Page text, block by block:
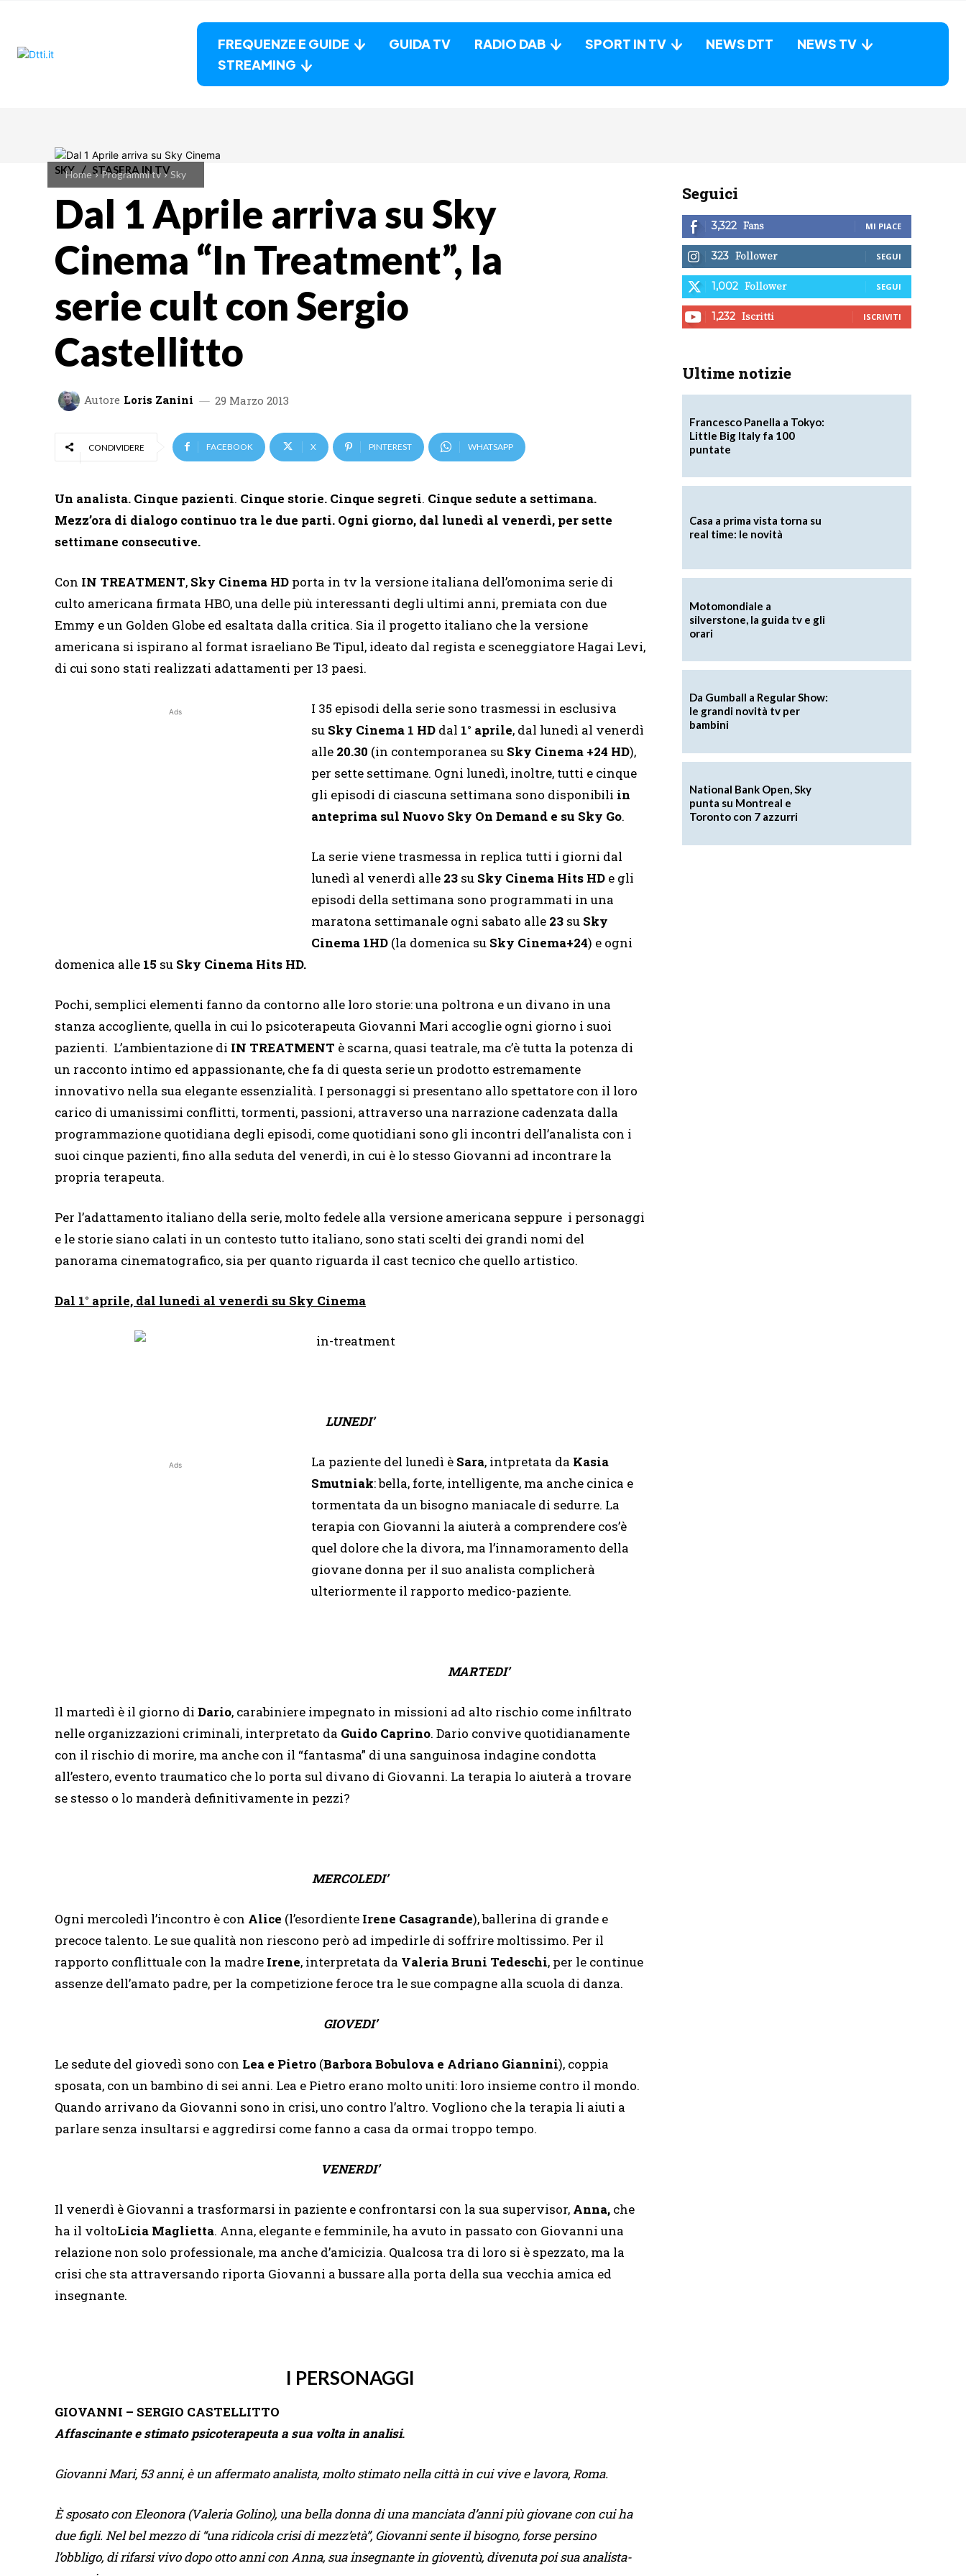
FREQUENZE E GUIDE GUIDA TV RADIO DAB SPORT IN TV NEWS DTT
NEWS TV
STREAMING
Home Programmi tv Sky
SKY STASERA IN TV
Dal 1 Aprile arriva su Sky
Cinema “In Treatment”, la
serie cult con Sergio
Castellitto
Autore Loris Zanini 29 Marzo 2013
CONDIVIDERE FACEBOOK X PINTEREST WHATSAPP
Un analista. Cinque pazienti. Cinque storie. Cinque segreti. Cinque sedute a settimana.
Mezz’ora di dialogo continuo tra le due parti. Ogni giorno, dal lunedì al venerdì, per sette
settimane consecutive.
Con IN TREATMENT, Sky Cinema HD porta in tv la versione italiana dell’omonima serie di
culto americana firmata HBO, una delle più interessanti degli ultimi anni, premiata con due
Emmy e un Golden Globe ed esaltata dalla critica. Sia il progetto italiano che la versione
americana si ispirano al format israeliano Be Tipul, ideato dal regista e sceneggiatore Hagai Levi,
di cui sono stati realizzati adattamenti per 13 paesi.
Ads
I 35 episodi della serie sono trasmessi in esclusiva
su Sky Cinema 1 HD dal 1° aprile, dal lunedì al venerdì
alle 20.30 (in contemporanea su Sky Cinema +24 HD),
per sette settimane. Ogni lunedì, inoltre, tutti e cinque
gli episodi di ciascuna settimana sono disponibili in
anteprima sul Nuovo Sky On Demand e su Sky Go.
La serie viene trasmessa in replica tutti i giorni dal
lunedì al venerdì alle 23 su Sky Cinema Hits HD e gli
episodi della settimana sono programmati in una
maratona settimanale ogni sabato alle 23 su Sky
Cinema 1HD (la domenica su Sky Cinema+24) e ogni
domenica alle 15 su Sky Cinema Hits HD.
Pochi, semplici elementi fanno da contorno alle loro storie: una poltrona e un divano in una
stanza accogliente, quella in cui lo psicoterapeuta Giovanni Mari accoglie ogni giorno i suoi
pazienti. L’ambientazione di IN TREATMENT è scarna, quasi teatrale, ma c’è tutta la potenza di
un racconto intimo ed appassionante, che fa di questa serie un prodotto estremamente
innovativo nella sua elegante essenzialità. I personaggi si presentano allo spettatore con il loro
carico di umanissimi conflitti, tormenti, passioni, attraverso una narrazione cadenzata dalla
programmazione quotidiana degli episodi, come quotidiani sono gli incontri dell’analista con i
suoi cinque pazienti, fino alla seduta del venerdì, in cui è lo stesso Giovanni ad incontrare la
propria terapeuta.
Per l’adattamento italiano della serie, molto fedele alla versione americana seppure i personaggi
e le storie siano calati in un contesto tutto italiano, sono stati scelti dei grandi nomi del
panorama cinematografico, sia per quanto riguarda il cast tecnico che quello artistico.
Dal 1° aprile, dal lunedì al venerdì su Sky Cinema
LUNEDI’
Ads La paziente del lunedì è Sara, intpretata da Kasia
Smutniak: bella, forte, intelligente, ma anche cinica e
tormentata da un bisogno maniacale di sedurre. La
terapia con Giovanni la aiuterà a comprendere cos’è
quel dolore che la divora, ma l’innamoramento della
giovane donna per il suo analista complicherà
ulteriormente il rapporto medico-paziente.
MARTEDI’
Il martedì è il giorno di Dario, carabiniere impegnato in missioni ad alto rischio come infiltrato
nelle organizzazioni criminali, interpretato da Guido Caprino. Dario convive quotidianamente
con il rischio di morire, ma anche con il “fantasma” di una sanguinosa indagine condotta
all’estero, evento traumatico che lo porta sul divano di Giovanni. La terapia lo aiuterà a trovare
se stesso o lo manderà definitivamente in pezzi?
MERCOLEDI’
Ogni mercoledì l’incontro è con Alice (l’esordiente Irene Casagrande), ballerina di grande e
precoce talento. Le sue qualità non riescono però ad impedirle di soffrire moltissimo. Per il
rapporto conflittuale con la madre Irene, interpretata da Valeria Bruni Tedeschi, per le continue
assenze dell’amato padre, per la competizione feroce tra le sue compagne alla scuola di danza.
GIOVEDI’
Le sedute del giovedì sono con Lea e Pietro (Barbora Bobulova e Adriano Giannini), coppia
sposata, con un bambino di sei anni. Lea e Pietro erano molto uniti: loro insieme contro il mondo.
Quando arrivano da Giovanni sono in crisi, uno contro l’altro. Vogliono che la terapia li aiuti a
parlare senza insultarsi e aggredirsi come fanno a casa da ormai troppo tempo.
VENERDI’
Il venerdì è Giovanni a trasformarsi in paziente e confrontarsi con la sua supervisor, Anna, che
ha il voltoLicia Maglietta. Anna, elegante e femminile, ha avuto in passato con Giovanni una
relazione non solo professionale, ma anche d’amicizia. Qualcosa tra di loro si è spezzato, ma la
crisi che sta attraversando riporta Giovanni a bussare alla porta della sua vecchia amica ed
insegnante.
I PERSONAGGI
GIOVANNI – SERGIO CASTELLITTO
Affascinante e stimato psicoterapeuta a sua volta in analisi.
Giovanni Mari, 53 anni, è un affermato analista, molto stimato nella città in cui vive e lavora, Roma.
È sposato con Eleonora (Valeria Golino), una bella donna di una manciata d’anni più giovane con cui ha
due figli. Nel bel mezzo di “una ridicola crisi di mezz’età”, Giovanni sente il bisogno, forse persino
l’obbligo, di rifarsi vivo dopo otto anni con Anna, sua insegnante in gioventù, divenuta poi sua analista-
Seguici
3,322 Fans MI PIACE
323 Follower SEGUI
1,002 Follower SEGUI
1,232 Iscritti ISCRIVITI
Ultime notizie
Francesco Panella a Tokyo:
Little Big Italy fa 100
puntate
Casa a prima vista torna su
real time: le novità
Motomondiale a
silverstone, la guida tv e gli
orari
Da Gumball a Regular Show:
le grandi novità tv per
bambini
National Bank Open, Sky
punta su Montreal e
Toronto con 7 azzurri